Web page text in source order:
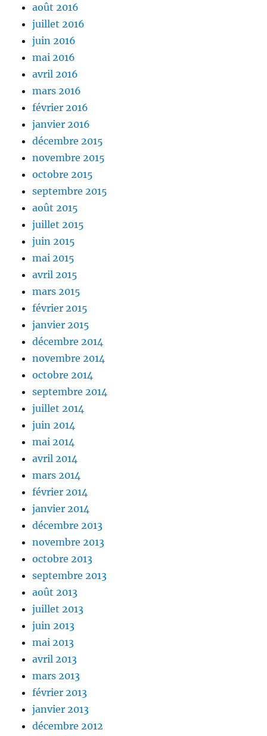
août 2016
juillet 2016
juin 2016
mai 2016
avril 2016
mars 2016
février 2016
janvier 2016
décembre 2015
novembre 2015
octobre 2015
septembre 2015
août 2015
juillet 2015
juin 2015
mai 2015
avril 2015
mars 2015
février 2015
janvier 2015
décembre 2014
novembre 2014
octobre 2014
septembre 2014
juillet 2014
juin 2014
mai 2014
avril 2014
mars 2014
février 2014
janvier 2014
décembre 2013
novembre 2013
octobre 2013
septembre 2013
août 2013
juillet 2013
juin 2013
mai 2013
avril 2013
mars 2013
février 2013
janvier 2013
décembre 2012